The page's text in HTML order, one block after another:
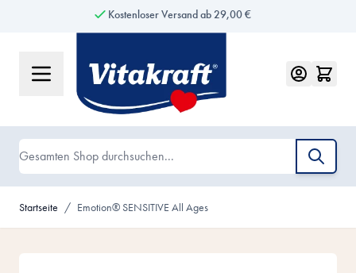
Kostenloser Versand ab 29,00 €
Startseite / Emotion® SENSITIVE All Ages